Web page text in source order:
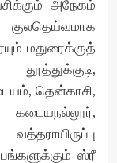
அநேகம்
குலதெய்வமாக
மதுரைக்குத்
தென்காசி,
கடையநல்லூர்,
ஸ்ரீ